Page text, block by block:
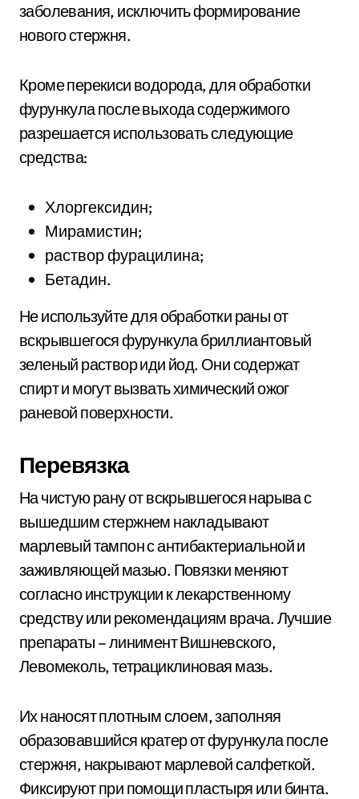
заболевания, исключить формирование
нового стержня.
Кроме перекиси водорода, для обработки
фурункула после выхода содержимого
разрешается использовать следующие
средства:
Хлоргексидин;
Мирамистин;
раствор фурацилина;
Бетадин.
Не используйте для обработки раны от
вскрывшегося фурункула бриллиантовый
зеленый раствор иди йод. Они содержат
спирт и могут вызвать химический ожог
раневой поверхности.
Перевязка
На чистую рану от вскрывшегося нарыва с
вышедшим стержнем накладывают
марлевый тампон с антибактериальной и
заживляющей мазью. Повязки меняют
согласно инструкции к лекарственному
средству или рекомендациям врача. Лучшие
препараты – линимент Вишневского,
Левомеколь, тетрациклиновая мазь.
Их наносят плотным слоем, заполняя
образовавшийся кратер от фурункула после
стержня, накрывают марлевой салфеткой.
Фиксируют при помощи пластыря или бинта.